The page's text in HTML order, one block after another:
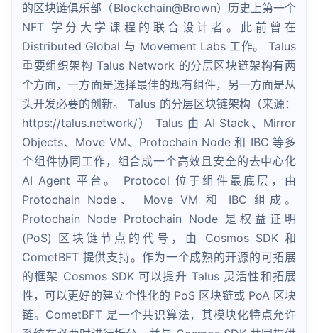
的区块链俱乐部（Blockchain@Brown）历史上第一个
NFT 学分大学课程的联合设计者。此前曾在
Distributed Global 与 Movement Labs 工作。 Talus
重要组织架构 Talus Network 的分层区块链架构有两
个方面，一方面是选择最佳的现有组件，另一方面是从
头开发必要的创新。 Talus 的分层区块链架构（来源：
https://talus.network/） Talus 由 AI Stack、Mirror
Objects、Move VM、Protochain Node 和 IBC 等多
个组件协同工作，组合成一个高效且安全的去中心化
AI Agent 平台。 Protocol 位于组件最底层，由
Protochain Node、 Move VM 和 IBC 组成。
Protochain Node Protochain Node 是权益证明
(PoS) 区块链节点的代号，由 Cosmos SDK 和
CometBFT 提供支持。作为一个成熟的开源的可拓展
的框架 Cosmos SDK 可以提升 Talus 灵活性和拓展
性，可以更好的建立个性化的 PoS 区块链或 PoA 区块
链。CometBFT 是一个共识算法，其模块化特点允许